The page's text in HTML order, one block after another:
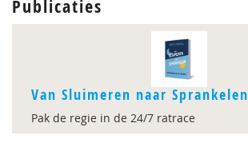
Publicaties
Van Sluimeren naar Sprankelen
Pak de regie in de 24/7 ratrace